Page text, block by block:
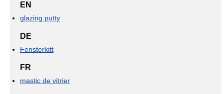
EN
glazing putty
DE
Fensterkitt
FR
mastic de vitrier